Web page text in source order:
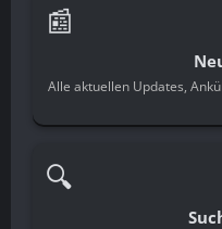
📰
Alle aktuellen Updates,
🔍